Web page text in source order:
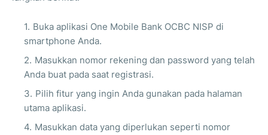
Buka aplikasi One Mobile Bank OCBC NISP di
smartphone Anda.
Masukkan nomor rekening dan password yang telah
Anda buat pada saat registrasi.
Pilih fitur yang ingin Anda gunakan pada halaman
utama aplikasi.
Masukkan data yang diperlukan seperti nomor